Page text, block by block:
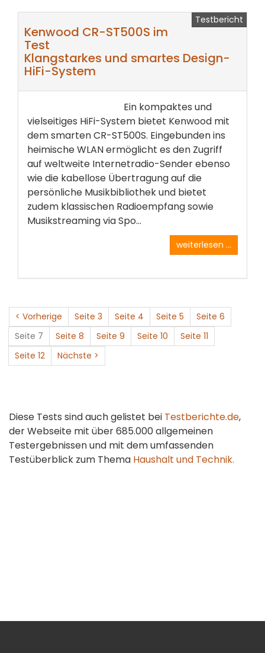
Testbericht
Kenwood CR-ST500S im
Test
Klangstarkes und smartes Design-
HiFi-System
Ein kompaktes und
vielseitiges HiFi-System bietet Kenwood mit
dem smarten CR-ST500S. Eingebunden ins
heimische WLAN ermöglicht es den Zugriff
auf weltweite Internetradio-Sender ebenso
wie die kabellose Übertragung auf die
persönliche Musikbibliothek und bietet
zudem klassischen Radioempfang sowie
Musikstreaming via Spo...
weiterlesen ...
< Vorherige Seite 3 Seite 4 Seite 5
Seite 6
Seite 7
Seite 8 Seite 9 Seite 10
Seite 11
Seite 12
Nächste >
Diese Tests sind auch gelistet bei Testberichte.de,
der Webseite mit über 685.000 allgemeinen
Testergebnissen und mit dem umfassenden
Testüberblick zum Thema Haushalt und Technik.